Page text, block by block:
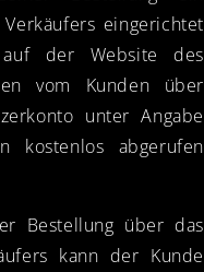
eingerichtet
der Website des
vom Kunden über
unter Angabe
kostenlos abgerufen
Bestellung über das
kann der Kunde